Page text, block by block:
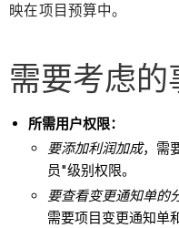
映在项目预算中。
需要考虑的
所需用户权限：
要添加利润加成，需
员"级别权限。
要查看变更通知单的
需要项目变更通知单